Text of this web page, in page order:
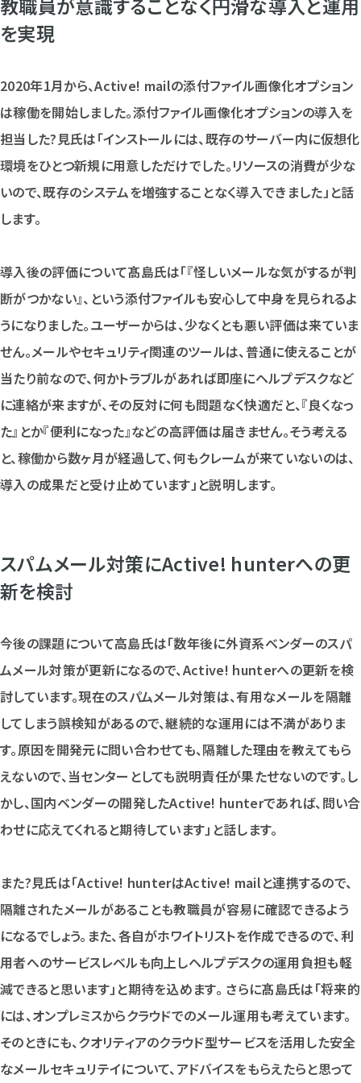
を実現
2020年1月から、Active! mailの添付ファイル画像化オプション
は稼働を開始しました。添付ファイル画像化オプションの導入を
担当した?見氏は「インストールには、既存のサーバー内に仮想化
環境をひとつ新規に用意しただけでした。リソースの消費が少な
いので、既存のシステムを増強することなく導入できました」と話
します。
導入後の評価について髙島氏は「『怪しいメールな気がするが判
断がつかない』、という添付ファイルも安心して中身を見られるよ
うになりました。ユーザーからは、少なくとも悪い評価は来ていま
せん。メールやセキュリティ関連のツールは、普通に使えることが
当たり前なので、何かトラブルがあれば即座にヘルプデスクなど
に連絡が来ますが、その反対に何も問題なく快適だと、『良くなっ
た』とか『便利になった』などの高評価は届きません。そう考える
と、稼働から数ヶ月が経過して、何もクレームが来ていないのは、
導入の成果だと受け止めています」と説明します。
スパムメール対策にActive! hunterへの更
新を検討
今後の課題について高島氏は「数年後に外資系ベンダーのスパ
ムメール対策が更新になるので、Active! hunterへの更新を検
討しています。現在のスパムメール対策は、有用なメールを隔離
してしまう誤検知があるので、継続的な運用には不満がありま
す。原因を開発元に問い合わせても、隔離した理由を教えてもら
えないので、当センターとしても説明責任が果たせないのです。し
かし、国内ベンダーの開発したActive! hunterであれば、問い合
わせに応えてくれると期待しています」と話します。
また?見氏は「Active! hunterはActive! mailと連携するので、
隔離されたメールがあることも教職員が容易に確認できるよう
になるでしょう。また、各自がホワイトリストを作成できるので、利
用者へのサービスレベルも向上しヘルプデスクの運用負担も軽
減できると思います」と期待を込めます。 さらに髙島氏は「将来的
には、オンプレミスからクラウドでのメール運用も考えています。
そのときにも、クオリティアのクラウド型サービスを活用した安全
なメールセキュリテイについて、アドバイスをもらえたらと思って